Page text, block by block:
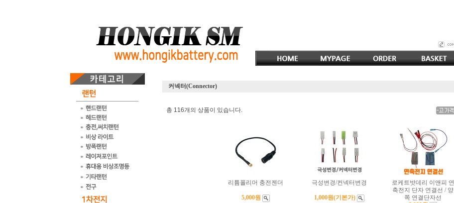
커넥터(Connector)
총 116개의 상품이 있습니다.
리튬폴리머 충전젠더
5,000원
극성변경/컨넥터변경
1,000원(기본가)
로케트밧데리 이앤피 연
축전지 단자 연결선 / 양
쪽 연결단자선